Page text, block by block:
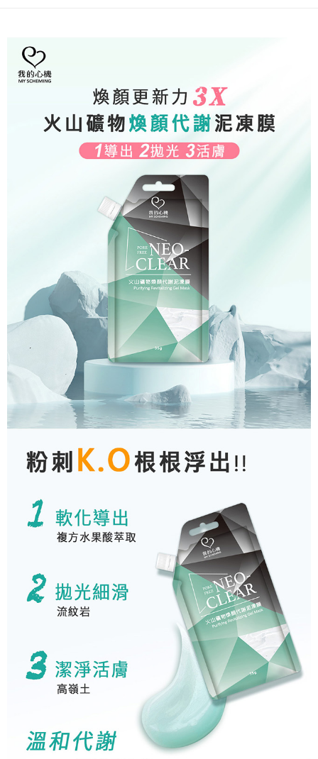
２．訂單成立數日內，您將收到繳費通知簡訊。
３．收到繳費通知簡訊後14天內，點擊此簡訊中的連結，可透過四大超商／
ATM／網路銀行／等多元方式進行付款，方視為交易完成。
※ 請注意：結帳手續完成當下不需立刻繳費，但若您需要取消訂單，請聯絡
購買商品的店家。未經商家同意取消之訂單仍視為有效，需透過AFTEE先享
後付繳納相關費用。
※ 交易是否成功請以「AFTEE先享後付 」之結帳頁面顯示為準，若有關於
https://netprotections.freshdesk.com/support/home
１．透過由恩沛科技股份有限公司提供之「AFTEE先享後付」服務完成之交
易，需依本服務之必要範圍內提供個人資料，並將交易相關給付款項請求債
權轉讓予恩沛科技股份有限公司。
２．關於個人資料處理事宜，請瀏覽以下網址：
https://aftee.tw/terms/#terms3
３．未成年的使用者請事先徵得法定代理人或監護人之同意方可使用
「AFTEE先享後付」，若未經同意申辦者引起之損失，本公司不負相關責
４．使用「AFTEE先享後付」時，將依據個別帳號之用戶狀況，依本公司即
時審查核予不同之上限額度；若仍有額度不足之情形，本公司將視審查結果
請求用戶進行身份認證。
５．嚴禁一人註冊多個帳號或使用他人資訊註冊。若發現惡意使用之情形，
恩沛科技股份有限公司將有權停止該用戶之使用額度並採取法律行動。
7-11取貨付款
每筆NT$100，滿NT$799(含以上)免運費
每筆NT$100，滿NT$799(含以上)免運費